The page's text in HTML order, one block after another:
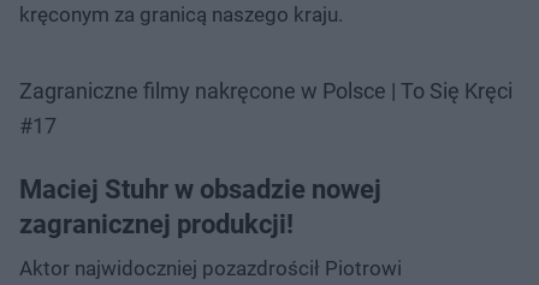
kręconym za granicą naszego kraju.
Zagraniczne filmy nakręcone w Polsce | To Się Kręci
#17
Maciej Stuhr w obsadzie nowej
zagranicznej produkcji!
Aktor najwidoczniej pozazdrościł Piotrowi